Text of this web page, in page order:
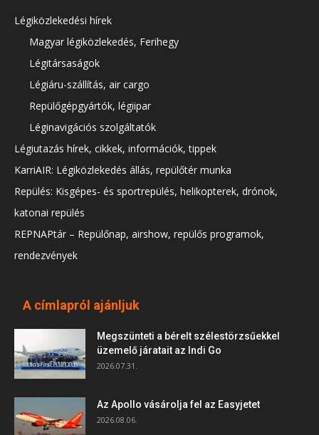
Légiközlekedési hírek
Magyar légiközlekedés, Ferihegy
Légitársaságok
Légiáru-szállítás, air cargo
Repülőgépgyártók, légiipar
Léginavigációs szolgáltatók
Légiutazás hírek, cikkek, információk, tippek
KarriAIR: Légiközlekedés állás, repülőtér munka
Repülés: Kisgépes- és sportrepülés, helikopterek, drónok,
katonai repülés
REPNAPtár – Repülőnap, airshow, repülős programok,
rendezvények
A címlapról ajánljuk
Megszünteti a bérelt szélestörzsűekkel
üzemelő járatait az Indi Go
2026.07.31.
Az Apollo vásárolja fel az Easyjetet
2026.08.06.